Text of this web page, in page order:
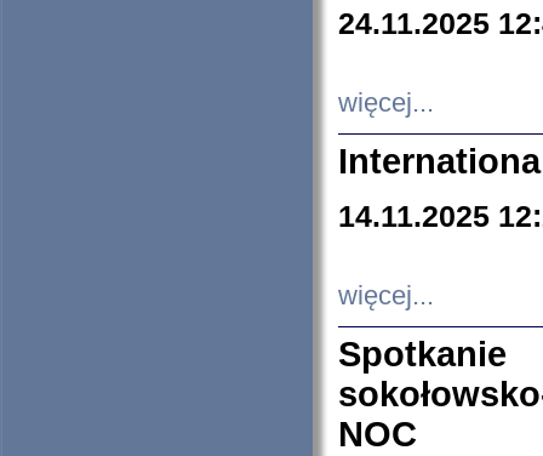
24.11.2025
więcej...
14.11.2025
więcej...
NOC